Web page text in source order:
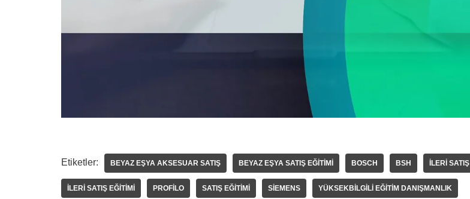
Etiketler: BEYAZ EŞYA AKSESUAR SATIŞ BEYAZ EŞYA SATIŞ EĞITIMI BOSCH BSH ILERI SATIŞ
ILERI SATIŞ EĞITIMI PROFILO SATIŞ EĞITIMI SIEMENS YÜKSEKBILGILI EĞITIM DANIŞMANLIK